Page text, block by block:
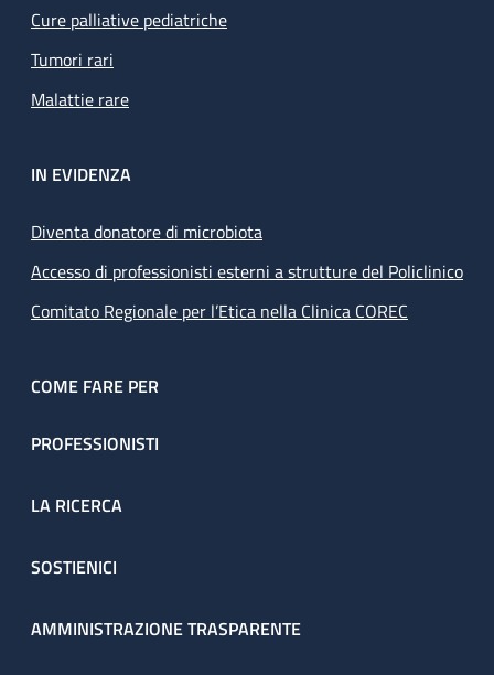
Cure palliative pediatriche
Tumori rari
Malattie rare
IN EVIDENZA
Diventa donatore di microbiota
Accesso di professionisti esterni a strutture del Policlinico
Comitato Regionale per l’Etica nella Clinica COREC
COME FARE PER
PROFESSIONISTI
LA RICERCA
SOSTIENICI
AMMINISTRAZIONE TRASPARENTE